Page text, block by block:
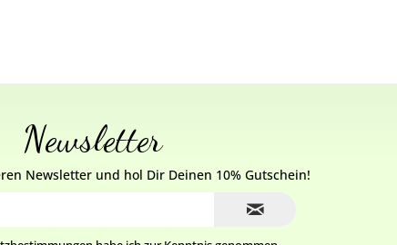
Newsletter
Newsletter und hol Dir Deinen 10% Gutschein!